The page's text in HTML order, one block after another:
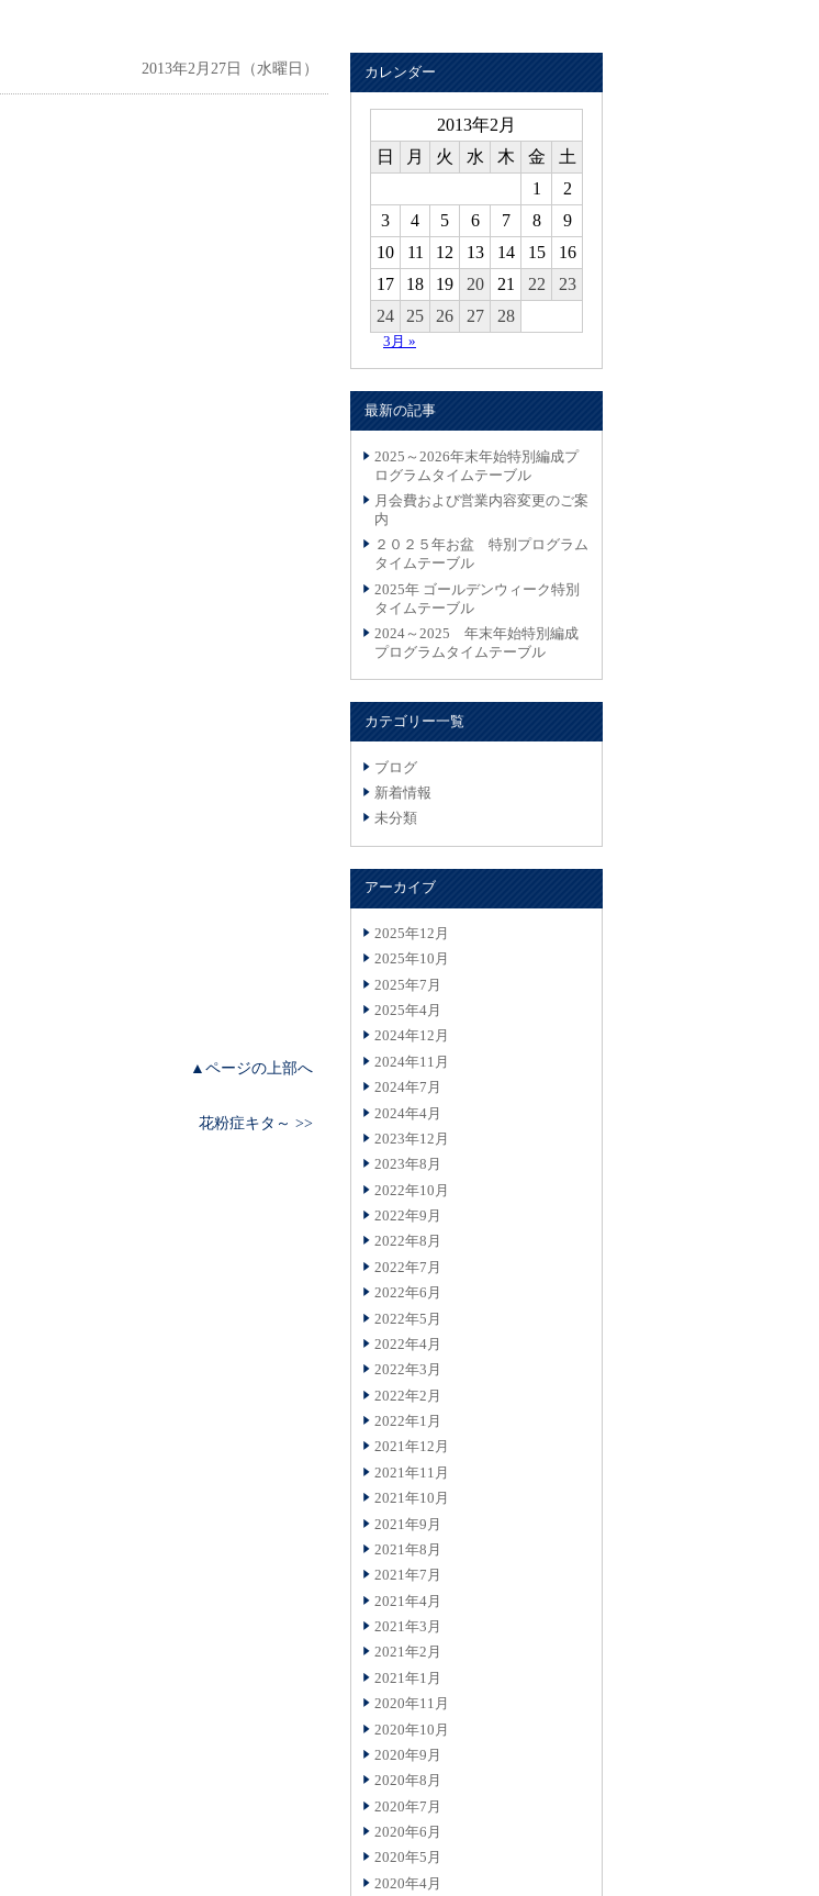
カレンダー
2013年2月
日
月 火 水 木 金
土
1
2
3
4 5 6 7 8
9
10
11 12 13 14 15
16
17
18 19 20 21 22
23
24
25 26 27 28
3月 »
最新の記事
2025～2026年末年始特別編成プ
ログラムタイムテーブル
月会費および営業内容変更のご案
内
２０２５年お盆 特別プログラム
タイムテーブル
2025年 ゴールデンウィーク特別
タイムテーブル
2024～2025 年末年始特別編成
プログラムタイムテーブル
カテゴリー一覧
ブログ
新着情報
未分類
アーカイブ
2025年12月
2025年10月
2025年7月
2025年4月
2024年12月
2024年11月
2024年7月
2024年4月
2023年12月
2023年8月
2022年10月
2022年9月
2022年8月
2022年7月
2022年6月
2022年5月
2022年4月
2022年3月
2022年2月
2022年1月
2021年12月
2021年11月
2021年10月
2021年9月
2021年8月
2021年7月
2021年4月
2021年3月
2021年2月
2021年1月
2020年11月
2020年10月
2020年9月
2020年8月
2020年7月
2020年6月
2020年5月
2020年4月
2013年2月27日（水曜日）
▲ページの上部へ
花粉症キタ～ >>